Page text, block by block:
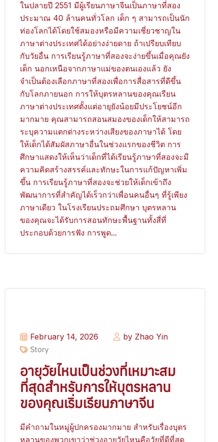
ในปลายปี 2551 มีผู้เรียนภาษาจีนเป็นภาษาที่สอง
ประมาณ 40 ล้านคนทั่วโลก เด็ก ๆ สามารถเป็นนัก
ท่องโลกได้โดยใช้สมองหรือมีความเชี่ยวชาญใน
ภาษาต่างประเทศได้อย่างง่ายดาย ถ้าเปรียบเทียบ
กับวัยอื่น การเรียนรู้ภาษาที่สองจะง่ายขึ้นเมื่อคุณยัง
เด็ก นอกเหนือจากภาษาแม่ของตนเองแล้ว ยัง
จำเป็นต้องเลือกภาษาที่สองเพื่อการสื่อสารที่ดีขึ้น
กับโลกภายนอก การให้บุตรหลานของคุณเรียน
ภาษาต่างประเทศตั้งแต่อายุยังน้อยมีประโยชน์อีก
มากมาย คุณสามารถสอนสมองของเด็กให้สามารถ
ระบุความแตกต่างระหว่างเสียงของภาษาได้ โดย
ให้เด็กได้สัมผัสภาษาอื่นในช่วงแรกของชีวิต การ
ศึกษาแสดงให้เห็นว่าเด็กที่ได้เรียนรู้ภาษาที่สองจะมี
ความคิดสร้างสรรค์และทักษะในการแก้ปัญหาเพิ่ม
ขึ้น การเรียนรู้ภาษาที่สองจะช่วยให้เด็กเข้าถึง
พัฒนาการที่สำคัญได้เร็วกว่าเพื่อนคนอื่นๆ ที่รู้เพียง
ภาษาเดียว ในโรงเรียนประถมศึกษา บุตรหลาน
ของคุณจะได้รับการสอนทักษะพื้นฐานทั้งสี่ที่
ประกอบด้วยการฟัง การพูด...
February 14, 2026
by Zhao Yin
Story
อายุวัยไหนเป็นช่วงที่เหมาะสม
ที่สุดสำหรับการให้บุตรหลาน
ของคุณเริ่มเรียนภาษาจีน
มีคำถามในหมู่ผู้ปกครองมากมาย สำหรับเรื่องบุตร
หลานของพวกเขาว่าช่วงอายุวัยไหนคือวัยที่ดีที่สุด